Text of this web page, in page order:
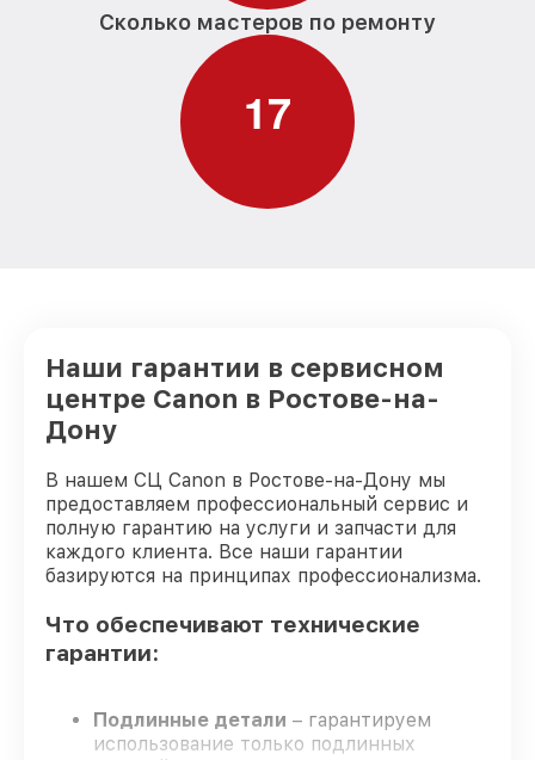
Замена микрофона фотоаппарата Canon от 2700₽
Замена аккумулятора фотоаппарата
Программный ремонт фотоаппарата
Сколько мастеров по ремонту
17
Наши гарантии в сервисном
центре Canon в Ростове-на-
Дону
В нашем СЦ Canon в Ростове-на-Дону мы
предоставляем профессиональный сервис и
полную гарантию на услуги и запчасти для
каждого клиента. Все наши гарантии
базируются на принципах профессионализма.
Что обеспечивают технические
гарантии:
Подлинные детали – гарантируем
использование только подлинных